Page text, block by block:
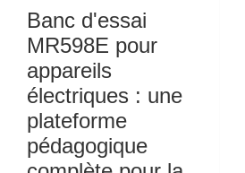
Banc d'essai
MR598E pour
appareils
électriques : une
plateforme
pédagogique